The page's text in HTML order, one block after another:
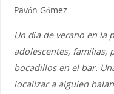
Pavón Gómez
Un día de verano en la
adolescentes, familias,
bocadillos en el bar.
localizar a alguien